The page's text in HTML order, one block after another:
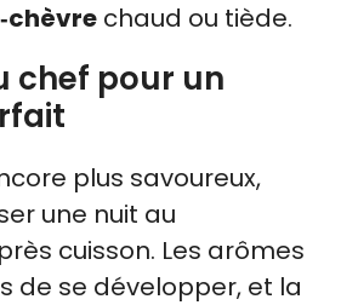
chaud ou tiède.
chef pour un
plus savoureux,
une nuit au
cuisson. Les arômes
de se développer, et la